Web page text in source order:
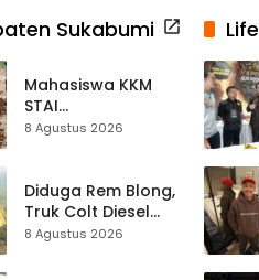
Sukabumi
Mahasiswa KKM
STAI
Palabuhanratu
Jalan Majelis Ta’lim
di Sagaranten
8 Agustus 2026
Diduga Rem Blong,
Truk Colt Diesel
Terperosok di Jalur
8 Agustus 2026
Life